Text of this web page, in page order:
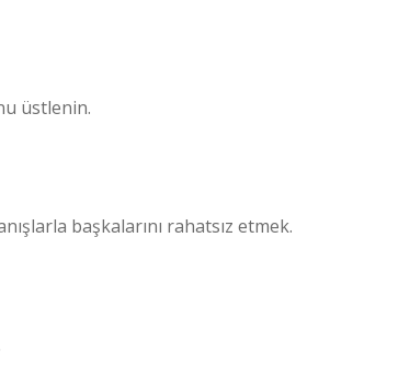
üstlenin.
başkalarını rahatsız etmek.